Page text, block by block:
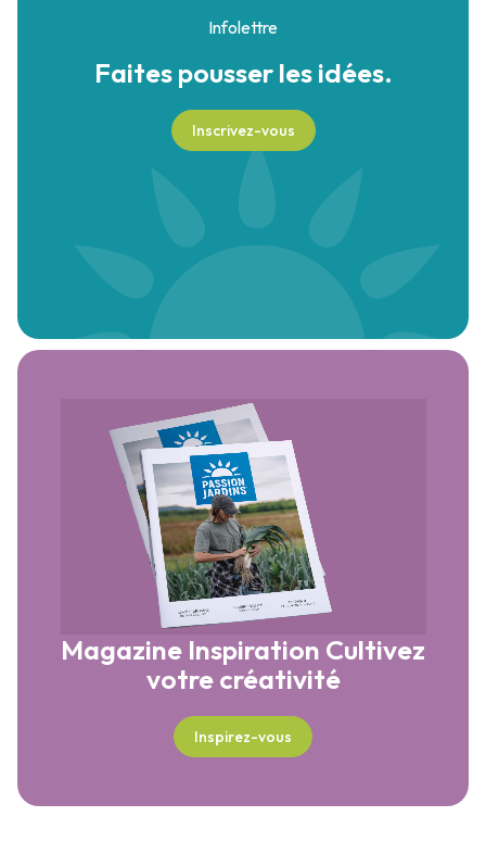
Infolettre
Faites pousserles idées.
Inscrivez-vous
Magazine Inspiration Cultivez
votre créativité
Inspirez-vous